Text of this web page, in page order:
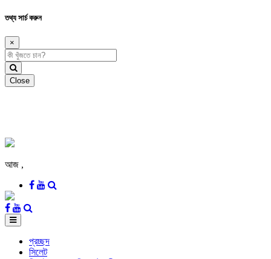
তথ্য সার্চ করুন
×
Close
আজ ,
প্রচ্ছদ
সিলেট